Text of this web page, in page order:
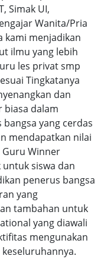
Simak UI,
Wanita/Pria
kami menjadikan
ilmu yang lebih
les privat smp
Tingkatanya
dan
biasa dalam
yang cerdas
mendapatkan nilai
Winner
siswa dan
penerus bangsa
yang
tambahan untuk
yang diawali
mengunakan